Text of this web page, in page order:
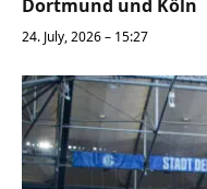
Dortmund und Köln
24. July, 2026 – 15:27